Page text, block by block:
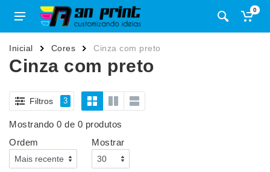
0
Inicial Cores Cinza com preto
Cinza com preto
Filtros 3
Mostrando 0 de 0 produtos
Ordem
Mostrar